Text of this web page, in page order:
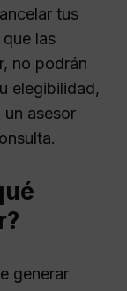
tus
las
no podrán
elegibilidad,
asesor
generar